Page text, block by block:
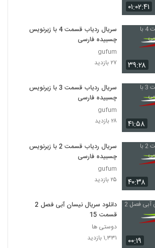
۰۱:۰۲:۴۱
۳۹:۲۸
سریال ردیاب قسمت 4 با زیرنویس
چسبیده فارسی
gufum
۲۷ بازدید
۴۱:۵۸
سریال ردیاب قسمت 3 با زیرنویس
چسبیده فارسی
gufum
۲۸ بازدید
۴۰:۳۸
سریال ردیاب قسمت 2 با زیرنویس
چسبیده فارسی
gufum
۲۵ بازدید
۰۰:۱۹
دانلود سریال نیسان آبی فصل 2
قسمت 15
دوستی ها
۱,۳۳۱ بازدید